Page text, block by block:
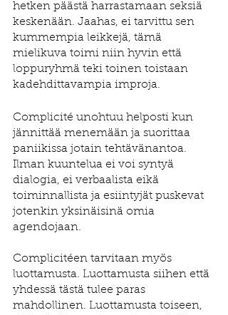
hetken päästä harrastamaan seksiä
keskenään. Jaahas, ei tarvittu sen
kummempia leikkejä, tämä
mielikuva toimi niin hyvin että
loppuryhmä teki toinen toistaan
kadehdittavampia improja.
Complicité unohtuu helposti kun
jännittää menemään ja suorittaa
paniikissa jotain tehtävänantoa.
Ilman kuuntelua ei voi syntyä
dialogia, ei verbaalista eikä
toiminnallista ja esiintyjät puskevat
jotenkin yksinäisinä omia
agendojaan.
Complicitéen tarvitaan myös
luottamusta. Luottamusta siihen että
yhdessä tästä tulee paras
mahdollinen. Luottamusta toiseen,